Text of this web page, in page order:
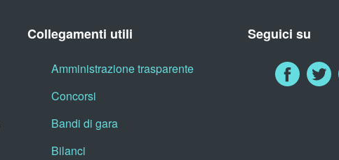
Collegamenti utili
Amministrazione trasparente
Concorsi
Bandi di gara
Bilanci
Seguici su